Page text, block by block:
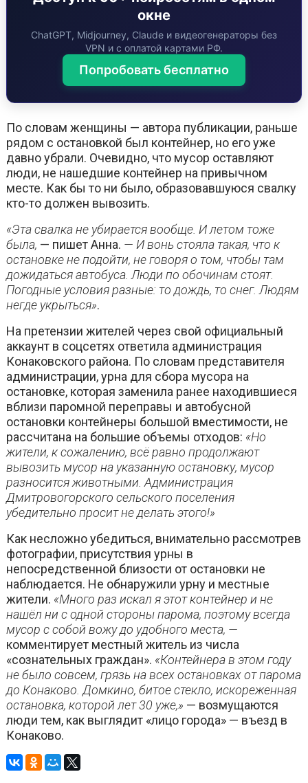
окне
ChatGPT, Midjourney, Claude и видеогенераторы без
VPN и с оплатой картами РФ.
Попробовать бесплатно
По словам женщины — автора публикации, раньше
рядом с остановкой был контейнер, но его уже
давно убрали. Очевидно, что мусор оставляют
люди, не нашедшие контейнер на привычном
месте. Как бы то ни было, образовавшуюся свалку
кто-то должен вывозить.
«Эта свалка не убирается вообще. И летом тоже
была, — пишет Анна. — И вонь стояла такая, что к
остановке не подойти, не говоря о том, чтобы там
дожидаться автобуса. Люди по обочинам стоят.
Погодные условия разные: то дождь, то снег. Людям
негде укрыться».
На претензии жителей через свой официальный
аккаунт в соцсетях ответила администрация
Конаковского района. По словам представителя
администрации, урна для сбора мусора на
остановке, которая заменила ранее находившиеся
вблизи паромной переправы и автобусной
остановки контейнеры большой вместимости, не
рассчитана на большие объемы отходов: «Но
жители, к сожалению, всё равно продолжают
вывозить мусор на указанную остановку, мусор
разносится животными. Администрация
Дмитровогорского сельского поселения
убедительно просит не делать этого!»
Как несложно убедиться, внимательно рассмотрев
фотографии, присутствия урны в
непосредственной близости от остановки не
наблюдается. Не обнаружили урну и местные
жители. «Много раз искал я этот контейнер и не
нашёл ни с одной стороны парома, поэтому всегда
мусор с собой вожу до удобного места, —
комментирует местный житель из числа
«сознательных граждан». «Контейнера в этом году
не было совсем, грязь на всех остановках от парома
до Конаково. Домкино, битое стекло, искореженная
остановка, которой лет 30 уже,» — возмущаются
люди тем, как выглядит «лицо города» — въезд в
Конаково.